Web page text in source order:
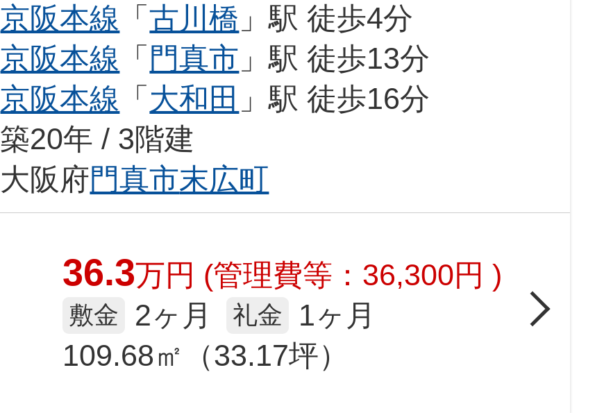
京阪本線 「古川橋 」駅 徒歩4分
京阪本線 「 門真市 」駅 徒歩13分
京阪本線 「 大和田 」駅 徒歩16分
築20年 / 3階建
大阪府門真市末広町
36.3万円 (管理費等：36,300円 )
敷金 2ヶ月 礼金
1ヶ月
109.68㎡（33.17坪）